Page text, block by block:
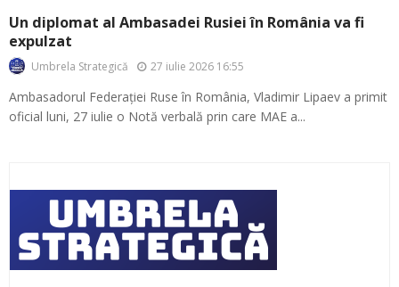
Un diplomat al Ambasadei Rusiei în România va fi
expulzat
Umbrela Strategică 27 iulie 2026 16:55
Ambasadorul Federației Ruse în România, Vladimir Lipaev a primit
oficial luni, 27 iulie o Notă verbală prin care MAE a...